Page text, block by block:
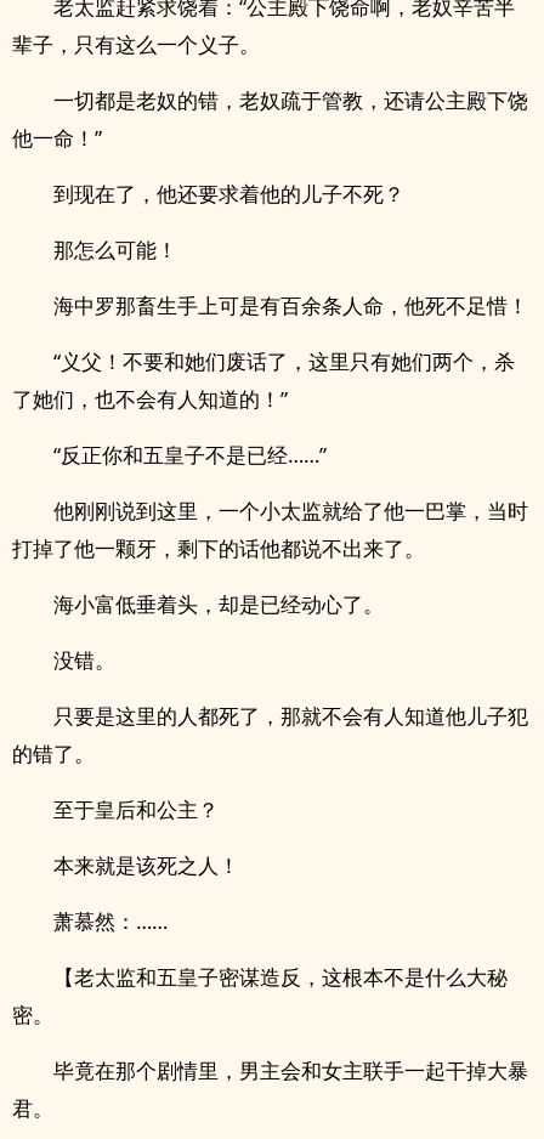
老太监赶紧求饶着：“公主殿下饶命啊，老奴辛苦半
辈子，只有这么一个义子。
一切都是老奴的错，老奴疏于管教，还请公主殿下饶
他一命！”
到现在了，他还要求着他的儿子不死？
那怎么可能！
海中罗那畜生手上可是有百余条人命，他死不足惜！
“义父！不要和她们废话了，这里只有她们两个，杀
了她们，也不会有人知道的！”
“反正你和五皇子不是已经……”
他刚刚说到这里，一个小太监就给了他一巴掌，当时
打掉了他一颗牙，剩下的话他都说不出来了。
海小富低垂着头，却是已经动心了。
没错。
只要是这里的人都死了，那就不会有人知道他儿子犯
的错了。
至于皇后和公主？
本来就是该死之人！
萧慕然：……
【老太监和五皇子密谋造反，这根本不是什么大秘
密。
毕竟在那个剧情里，男主会和女主联手一起干掉大暴
君。